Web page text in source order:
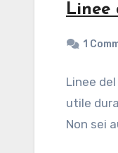
Linee
1
Linee
utile
Non sei